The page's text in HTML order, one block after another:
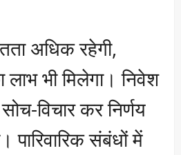
अधिक रहेगी,
भी मिलेगा। निवेश
विचार कर निर्णय
पारिवारिक संबंधों में